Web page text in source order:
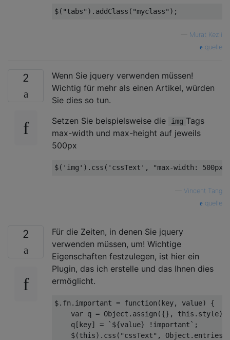
$( "tabs" ).addClass( "myclass"
Murat Kezli
quelle
2
Wenn Sie jquery verwenden müssen!
Wichtig für mehr als einen Artikel, würden
Sie dies so tun.
Setzen Sie beispielsweise die
img Tags
max-width und max-height auf jeweils
500px
$( 'img' ).css( 'cssText' , "max-width:
Vincent Tang
quelle
2
Für die Zeiten, in denen Sie jquery
verwenden müssen, um! Wichtige
Eigenschaften festzulegen, ist hier ein
Plugin, das ich erstelle und das Ihnen dies
ermöglicht.
$.fn.important = function (key, value) {
var q = Object .assign({}, this .style)
    q[key] =
` ${value} !important` ;
    $(
this).css( "cssText" , Object